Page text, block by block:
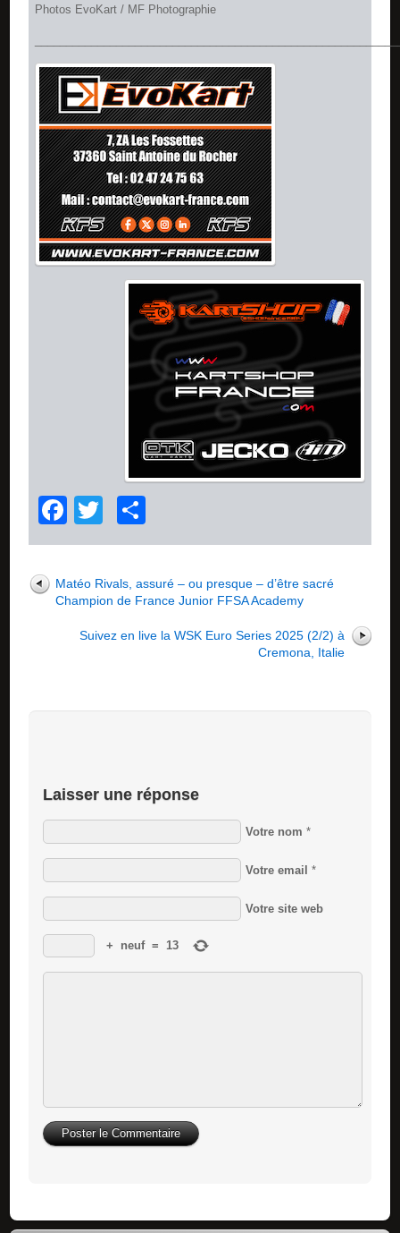
Photos EvoKart / MF Photographie
Facebook
Twitter
Matéo Rivals, assuré – ou presque – d’être sacré
Champion de France Junior FFSA Academy
Suivez en live la WSK Euro Series 2025 (2/2) à
Cremona, Italie
Laisser une réponse
Votre nom *
Votre email *
Votre site web
+ neuf = 13